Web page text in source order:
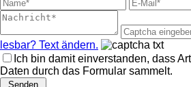
lesbar? Text ändern.
Ich bin damit einverstanden, dass
Daten durch das Formular sammelt.
Senden